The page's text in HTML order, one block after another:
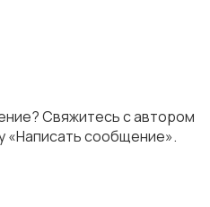
Свяжитесь с автором
«Написать сообщение».